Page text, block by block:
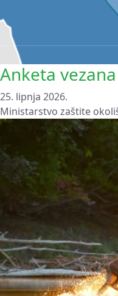
Anketa
25. lipnja 2026.
Ministarstvo zaštite